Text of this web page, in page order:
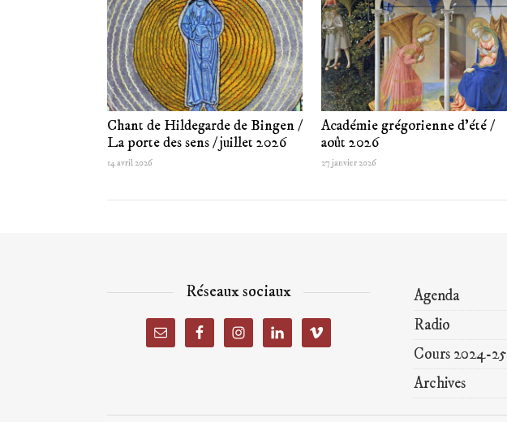
Chant de Hildegarde de Bingen /
La porte des sens / juillet 2026
14 avril 2026
Académie grégorienne d’été /
août 2026
27 janvier 2026
Réseaux sociaux Agenda
Radio
Cours 2024-25
Archives